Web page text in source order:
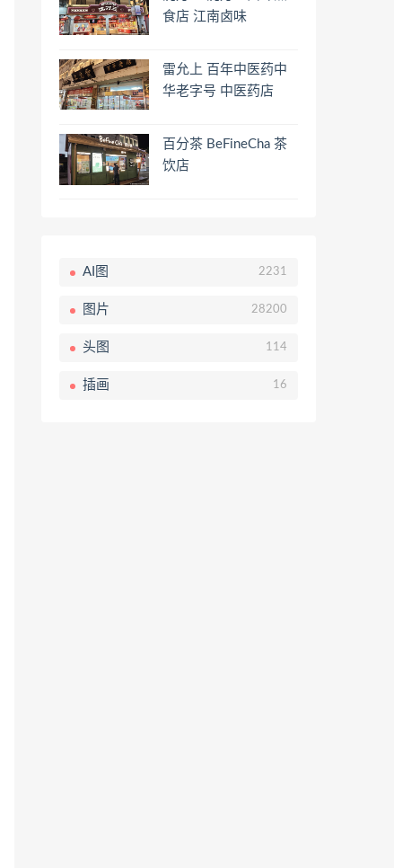
食店 江南卤味
雷允上 百年中医药中
华老字号 中医药店
百分茶 BeFineCha 茶
饮店
AI图 2231
图片 28200
头图 114
插画 16